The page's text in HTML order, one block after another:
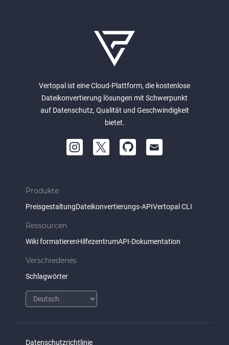
Vertopal ist eine Cloud-Plattform, die kostenlose
Dateikonvertierung lösungen mit Schwerpunkt
auf Datenschutz, Qualität und Geschwindigkeit
bietet.
Produkte
PreisgestaltungDateikonvertierungs-APIVertopal CLI
Ressourcen
Wiki formatierenHilfezentrumAPI-Dokumentation
Verschiedenes
Schlagwörter
Datenschutzrichtlinie